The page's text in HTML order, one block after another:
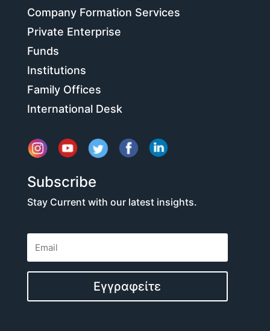
Company Formation Services
Private Enterprise
Funds
Institutions
Family Offices
International Desk
Subscribe
Stay Current with our latest insights.
Εγγραφείτε